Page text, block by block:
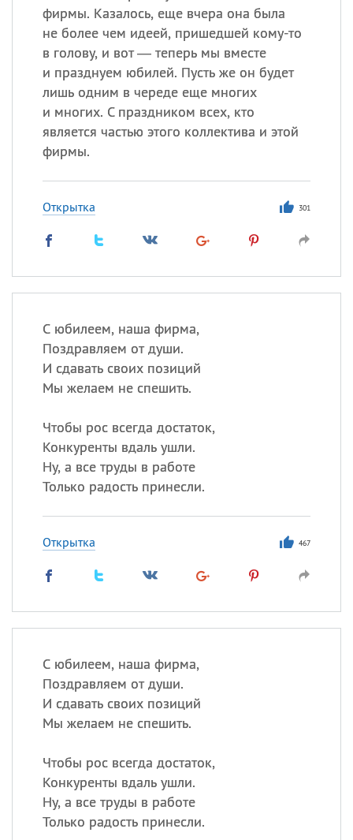
фирмы. Казалось, еще вчера она была
не более чем идеей, пришедшей кому-то
в голову, и вот — теперь мы вместе
и празднуем юбилей. Пусть же он будет
лишь одним в череде еще многих
и многих. С праздником всех, кто
является частью этого коллектива и этой
фирмы.
Открытка 301
С юбилеем, наша фирма,
Поздравляем от души.
И сдавать своих позиций
Мы желаем не спешить.
Чтобы рос всегда достаток,
Конкуренты вдаль ушли.
Ну, а все труды в работе
Только радость принесли.
Открытка 467
С юбилеем, наша фирма,
Поздравляем от души.
И сдавать своих позиций
Мы желаем не спешить.
Чтобы рос всегда достаток,
Конкуренты вдаль ушли.
Ну, а все труды в работе
Только радость принесли.